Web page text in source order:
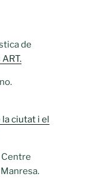
de
ART.
la ciutat i el
Centre